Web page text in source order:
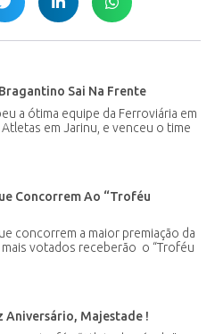
Sai Na Frente
a ótima equipe da Ferroviária em
em Jarinu, e venceu o time
Concorrem Ao “Troféu
concorrem a maior premiação da
mais votados receberão o “Troféu
Aniversário, Majestade !